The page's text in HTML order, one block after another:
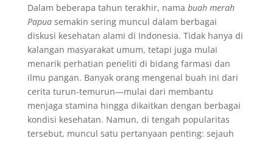
Dalam beberapa tahun terakhir, nama buah merah
Papuasemakin sering muncul dalam berbagai
diskusi kesehatan alami di Indonesia. Tidak hanya di
kalangan masyarakat umum, tetapi juga mulai
menarik perhatian peneliti di bidang farmasi dan
ilmu pangan. Banyak orang mengenal buah ini dari
cerita turun-temurun—mulai dari membantu
menjaga stamina hingga dikaitkan dengan berbagai
kondisi kesehatan. Namun, di tengah popularitas
tersebut, muncul satu pertanyaan penting: sejauh